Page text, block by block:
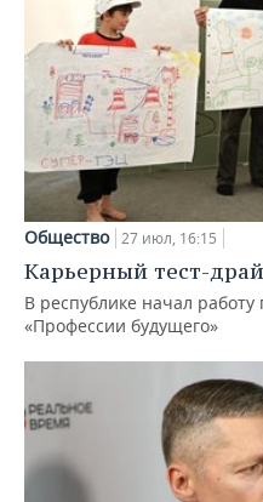
Общество 27 июл, 16:15
Карьерный тест-
В республике начал
«Профессии будущего»